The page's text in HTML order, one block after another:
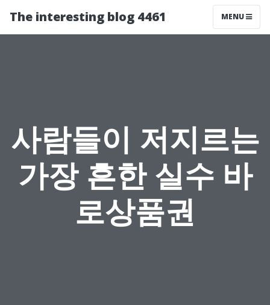
The interesting blog 4461 MENU
사람들이 저지르는
가장 흔한 실수 바
로상품권